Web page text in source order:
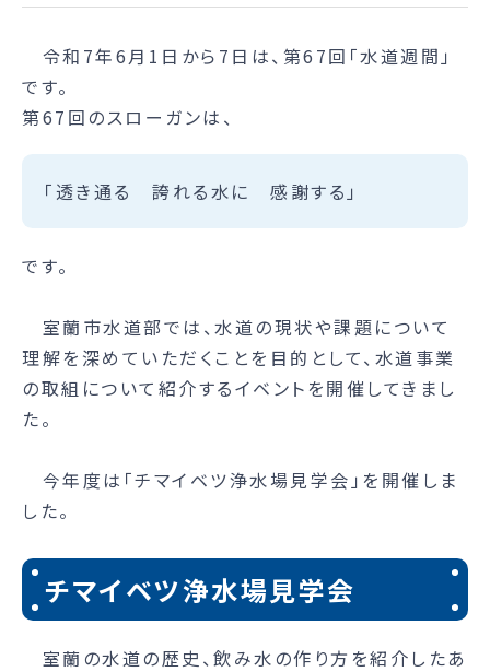
令和7年6月1日から7日は、第67回「水道週間」
です。
第67回のスローガンは、
「透き通る 誇れる水に 感謝する」
です。
室蘭市水道部では、水道の現状や課題について
理解を深めていただくことを目的として、水道事業
の取組について紹介するイベントを開催してきまし
た。
今年度は「チマイベツ浄水場見学会」を開催しま
した。
チマイベツ浄水場見学会
室蘭の水道の歴史、飲み水の作り方を紹介したあ